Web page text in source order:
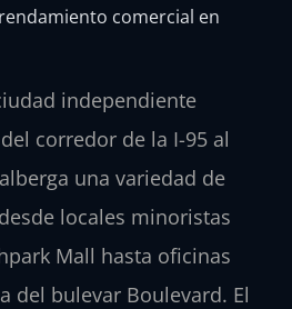
comercial en
independiente
corredor de la I-95 al
una variedad de
locales minoristas
Mall hasta oficinas
del bulevar Boulevard. El